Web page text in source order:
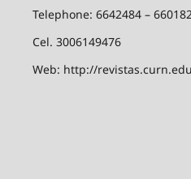
Telephone: 6642484 –
Cel. 3006149476
Web: http://